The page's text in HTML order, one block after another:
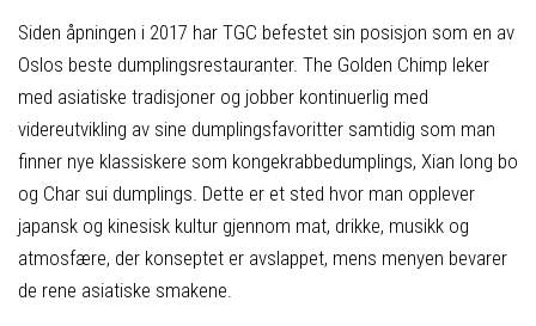
Siden åpningen i 2017 har TGC befestet sin posisjon som en av
Oslos beste dumplingsrestauranter. The Golden Chimp leker
med asiatiske tradisjoner og jobber kontinuerlig med
videreutvikling av sine dumplingsfavoritter samtidig som man
finner nye klassiskere som kongekrabbedumplings, Xian long bo
og Char sui dumplings. Dette er et sted hvor man opplever
japansk og kinesisk kultur gjennom mat, drikke, musikk og
atmosfære, der konseptet er avslappet, mens menyen bevarer
de rene asiatiske smakene.